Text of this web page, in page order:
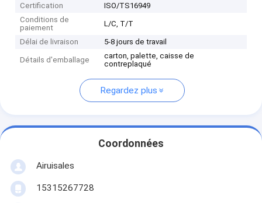
Certification
ISO/TS16949
Conditions de
paiement
L/C, T/T
Délai de livraison 5-8 jours de travail
Détails d'emballage
carton, palette, caisse de
contreplaqué
Regardez plus
Coordonnées
Airuisales
15315267728